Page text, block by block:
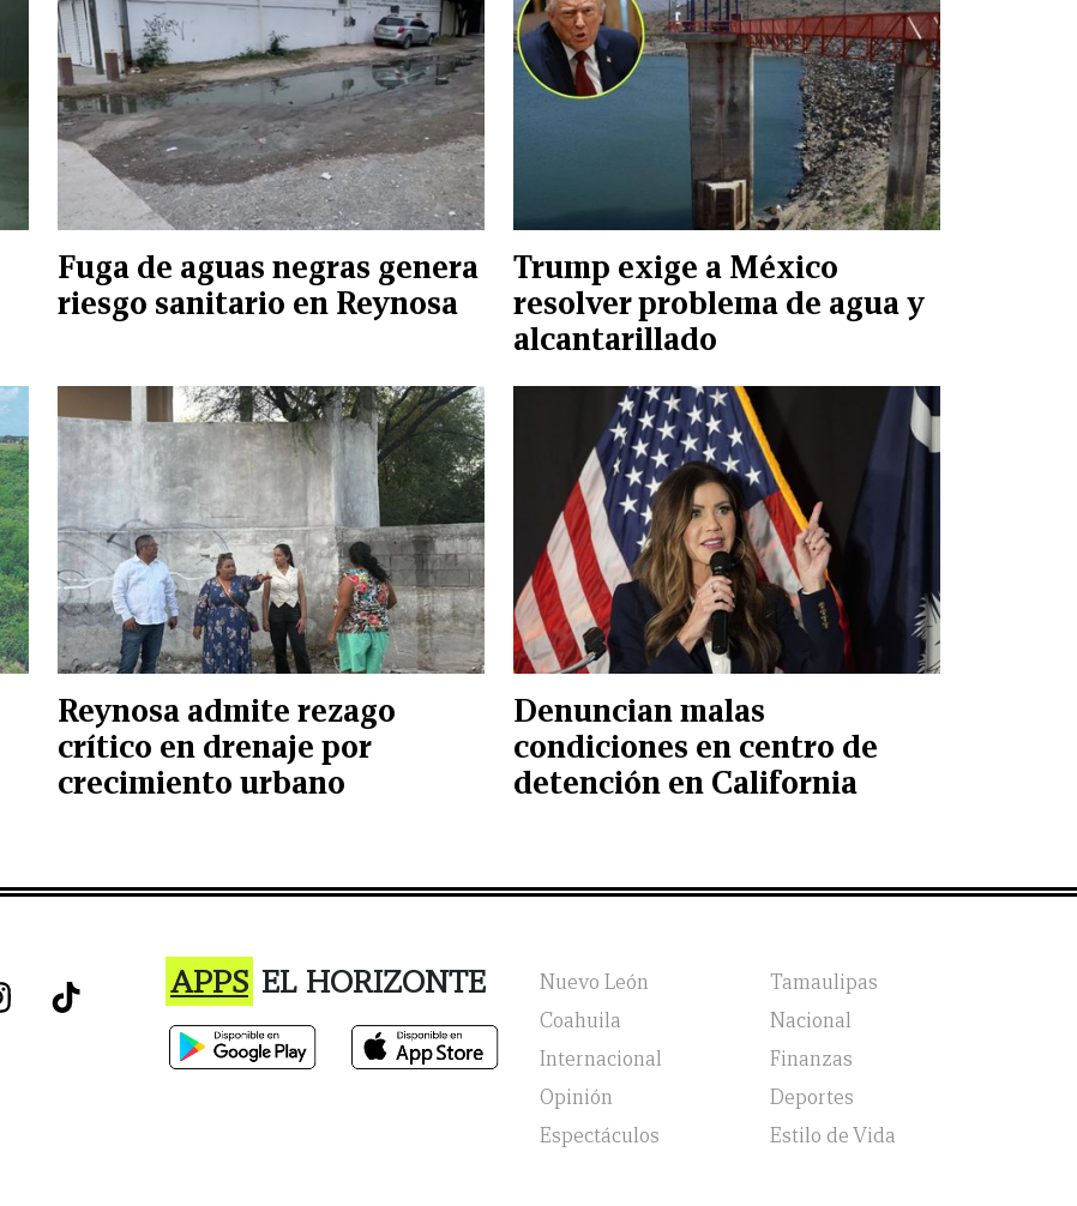
Fuga de aguas negras genera
riesgo sanitario en Reynosa
Trump exige a México
resolver problema de agua y
alcantarillado
Reynosa admite rezago
crítico en drenaje por
crecimiento urbano
Denuncian malas
condiciones en centro de
detención en California
APPS EL HORIZONTE Nuevo León
Tamaulipas
Coahuila
Nacional
Internacional
Finanzas
Opinión
Deportes
Espectáculos
Estilo de Vida